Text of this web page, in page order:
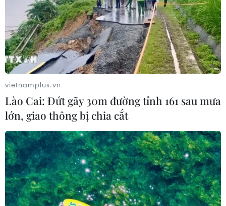
vietnamplus.vn
Lào Cai: Đứt gãy 30m đường tỉnh 161 sau mưa
lớn, giao thông bị chia cắt